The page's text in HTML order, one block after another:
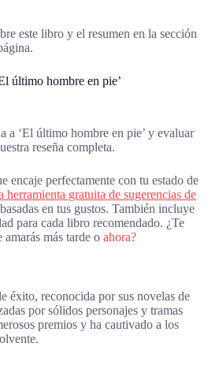
este libro y el resumen en la sección
último hombre en pie’
a ‘El último hombre en pie’ y evaluar
reseña completa.
encaje perfectamente con tu estado de
herramienta gratuita de sugerencias de
en tus gustos. También incluye
para cada libro recomendado. ¿Te
más tarde o ahora?
éxito, reconocida por sus novelas de
por sólidos personajes y tramas
premios y ha cautivado a los